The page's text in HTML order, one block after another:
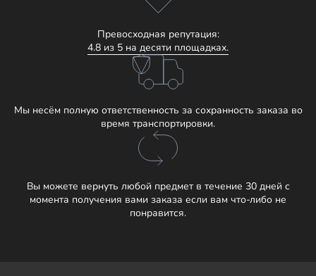
Превосходная репутация:
4.8 из 5 на десяти площадках.
Мы несём полную ответственность за сохранность заказа во
время транспортировки.
Вы можете вернуть любой предмет в течение 30 дней с
момента получения вами заказа если вам что-либо не
понравится.